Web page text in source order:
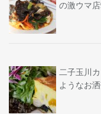
の激ウマ
二子玉川
ようなお